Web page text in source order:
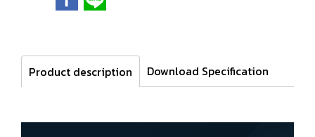
Product description Download Specification